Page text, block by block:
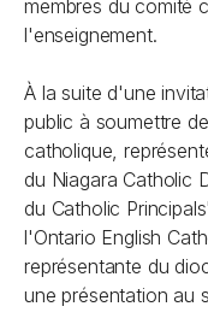
membres du comité
l'enseignement.
À la suite d'une
public à soumettre
catholique,
du Niagara Catholic
du Catholic
l'Ontario English
représentante du
une présentation au